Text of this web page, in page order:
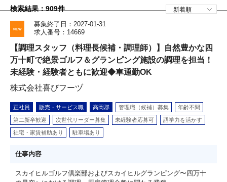
検索結果：909件
募集終了日：2027-01-31
求人番号：14669
【調理スタッフ（料理長候補・調理師）】自然豊かな四
万十町で絶景ゴルフ＆グランピング施設の調理を担当！
未経験・経験者ともに歓迎◆車通勤OK
株式会社喜びフーヅ
正社員 販売・サービス職 高岡郡 管理職（候補）募集 年齢不問
第二新卒歓迎 次世代リーダー募集 未経験者応募可 語学力を活かす
社宅・家賃補助あり 駐車場あり
仕事内容
スカイヒルゴルフ倶楽部およびスカイヒルグランピング〜四万十